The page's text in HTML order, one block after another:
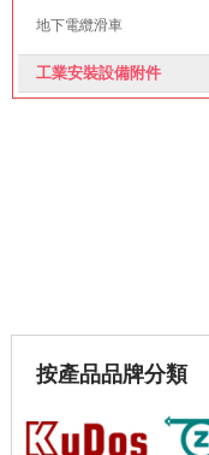
地下電纜滑車
工業安裝設備附件
按產品品牌分類